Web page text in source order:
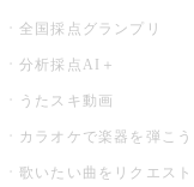
全国採点グランプリ
分析採点AI＋
うたスキ動画
カラオケで楽器を弾こう
歌いたい曲をリクエスト